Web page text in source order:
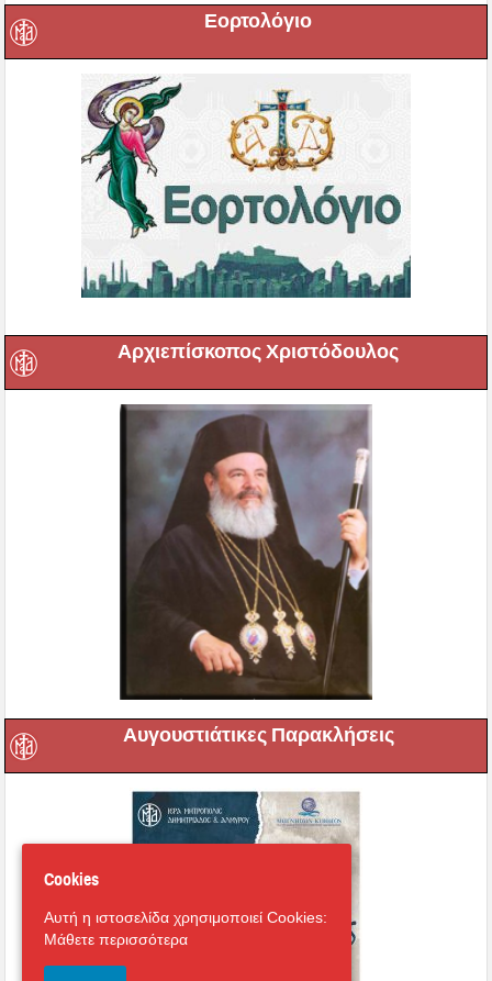
Εορτολόγιο
Αρχιεπίσκοπος Χριστόδουλος
Αυγουστιάτικες Παρακλήσεις
Cookies
Αυτή η ιστοσελίδα χρησιμοποιεί Cookies:
Μάθετε περισσότερα